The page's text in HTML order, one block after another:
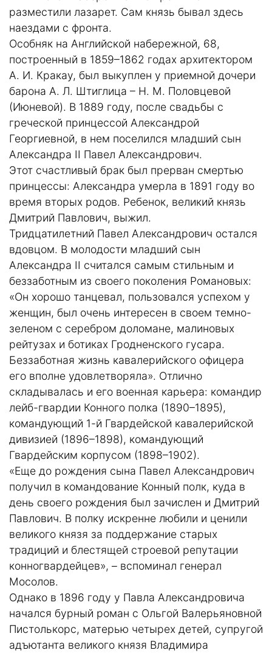
разместили лазарет. Сам князь бывал здесь
наездами с фронта.
Особняк на Английской набережной, 68,
построенный в 1859–1862 годах архитектором
А. И. Кракау, был выкуплен у приемной дочери
барона А. Л. Штиглица – Н. М. Половцевой
(Июневой). В 1889 году, после свадьбы с
греческой принцессой Александрой
Георгиевной, в нем поселился младший сын
Александра II Павел Александрович.
Этот счастливый брак был прерван смертью
принцессы: Александра умерла в 1891 году во
время вторых родов. Ребенок, великий князь
Дмитрий Павлович, выжил.
Тридцатилетний Павел Александрович остался
вдовцом. В молодости младший сын
Александра II считался самым стильным и
беззаботным из своего поколения Романовых:
«Он хорошо танцевал, пользовался успехом у
женщин, был очень интересен в своем темно-
зеленом с серебром доломане, малиновых
рейтузах и ботиках Гродненского гусара.
Беззаботная жизнь кавалерийского офицера
его вполне удовлетворяла». Отлично
складывалась и его военная карьера: командир
лейб-гвардии Конного полка (1890–1895),
командующий 1-й Гвардейской кавалерийской
дивизией (1896–1898), командующий
Гвардейским корпусом (1898–1902).
«Еще до рождения сына Павел Александрович
получил в командование Конный полк, куда в
день своего рождения был зачислен и Дмитрий
Павлович. В полку искренне любили и ценили
великого князя за поддержание старых
традиций и блестящей строевой репутации
конногвардейцев», – вспоминал генерал
Мосолов.
Однако в 1896 году у Павла Александровича
начался бурный роман с Ольгой Валерьяновной
Пистолькорс, матерью четырех детей, супругой
адъютанта великого князя Владимира